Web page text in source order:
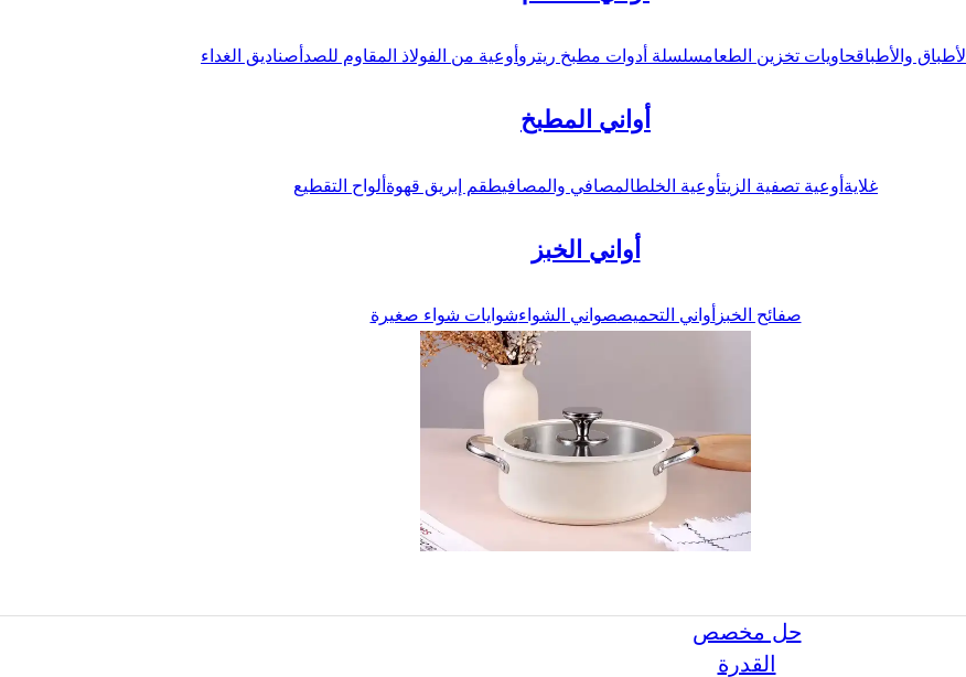
الأطباق والأطباقحاويات تخزين الطعامسلسلة أدوات مطبخ ريترو أوعية من الفولاذ المقاوم للصدأ صناديق الغداء
أواني المطبخ
غلاية أوعية تصفية الزيتأوعية الخلطالمصافي والمصافيطقم إبريق قهوة ألواح التقطيع
أواني الخبز
صفائح الخبز أواني التحميصصواني الشواءشوايات شواء صغيرة
حل مخصص
القدرة